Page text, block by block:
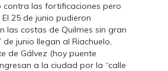
contra las fortificaciones pero
25 de junio pudieron
las costas de Quilmes sin gran
de junio llegan al Riachuelo,
de Gálvez (hoy puente
a la ciudad por la “calle